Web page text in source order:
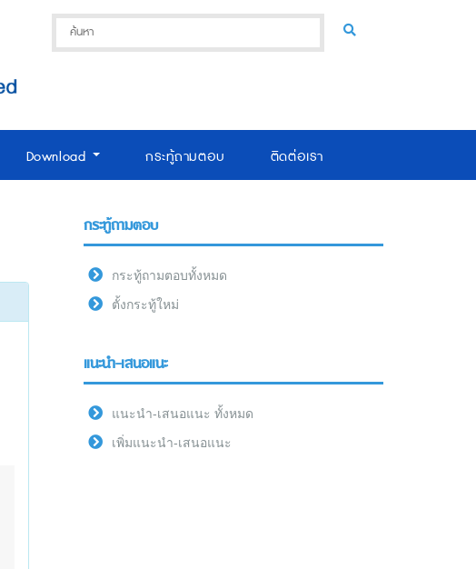
Download กระทู้ถามตอบ ติดต่อเรา
กระทู้ถามตอบ
กระทู้ถามตอบทั้งหมด
ตั้งกระทู้ใหม่
แนะนำ-เสนอแนะ
แนะนำ-เสนอแนะ ทั้งหมด
เพิ่มแนะนำ-เสนอแนะ